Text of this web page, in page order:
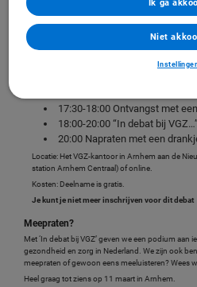
- Kunnen good practices worden overgenomen
- Regiobeelden en regioplannen; wie kent ze en
- Waar ligt het accent in de zorgplannen van
- Wat kunnen/moeten gemeenten doen voor de
17:30-18:00 Ontvangst met
18:00-20:00 “In debat bij VGZ…”
20:00 Napraten met een
Locatie: Het VGZ-kantoor in Arnhem aan de
station Arnhem Centraal) of online.
Kosten: Deelname is gratis.
Je kunt je niet meer inschrijven voor dit debat
Meepraten?
Met ‘In debat bij VGZ’ geven we een podium aan
gezondheid en zorg in Nederland. We zijn ook
meepraten of gewoon eens meeluisteren? Wees
Heel graag tot ziens op 11 maart in Arnhem.
Niet
Ik ga